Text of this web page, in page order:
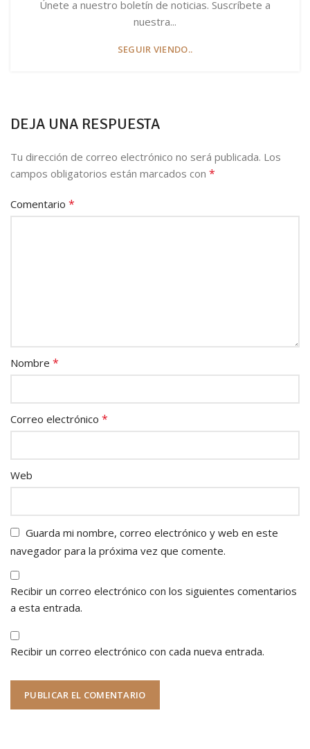
Únete a nuestro boletín de noticias. Suscríbete a
nuestra...
SEGUIR VIENDO..
DEJA UNA RESPUESTA
Tu dirección de correo electrónico no será publicada. Los
campos obligatorios están marcados con *
Comentario *
Nombre *
Correo electrónico *
Web
Guarda mi nombre, correo electrónico y web en este
navegador para la próxima vez que comente.
Recibir un correo electrónico con los siguientes comentarios
a esta entrada.
Recibir un correo electrónico con cada nueva entrada.